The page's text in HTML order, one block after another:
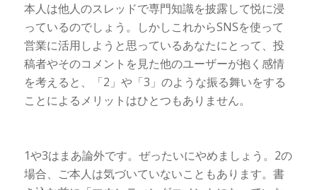
本人は他人のスレッドで専門知識を披露して悦に浸
っているのでしょう。しかしこれからSNSを使って
営業に活用しようと思っているあなたにとって、投
稿者やそのコメントを見た他のユーザーが抱く感情
を考えると、「2」や「3」のような振る舞いをする
ことによるメリットはひとつもありません。
1や3はまあ論外です。ぜったいにやめましょう。2の
場合、ご本人は気づいていないこともあります。書